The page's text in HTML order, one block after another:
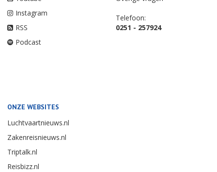
Instagram
RSS
Podcast
Telefoon:
0251 - 257924
ONZE WEBSITES
Luchtvaartnieuws.nl
Zakenreisnieuws.nl
Triptalk.nl
Reisbizz.nl